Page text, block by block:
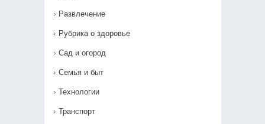
Развлечение
Рубрика о здоровье
Сад и огород
Семья и быт
Технологии
Транспорт